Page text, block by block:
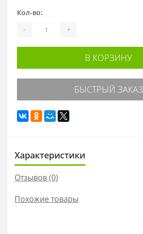
Кол-во:
- +
В КОРЗИНУ
БЫСТРЫЙ ЗАКАЗ
Характеристики
Отзывов (0)
Похожие товары